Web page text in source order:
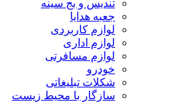
تندیس و بج سینه
جعبه هدایا
لوازم کاربردی
لوازم اداری
لوازم مسافرتی
خودرو
شکلات تبلیغاتی
سازگار با محیط زیست